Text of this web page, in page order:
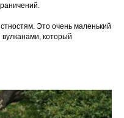
Это очень маленький
который